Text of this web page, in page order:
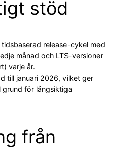
stöd
release-cykel med
månad och LTS-versioner
varje år.
till januari 2026, vilket ger
grund för långsiktiga
från